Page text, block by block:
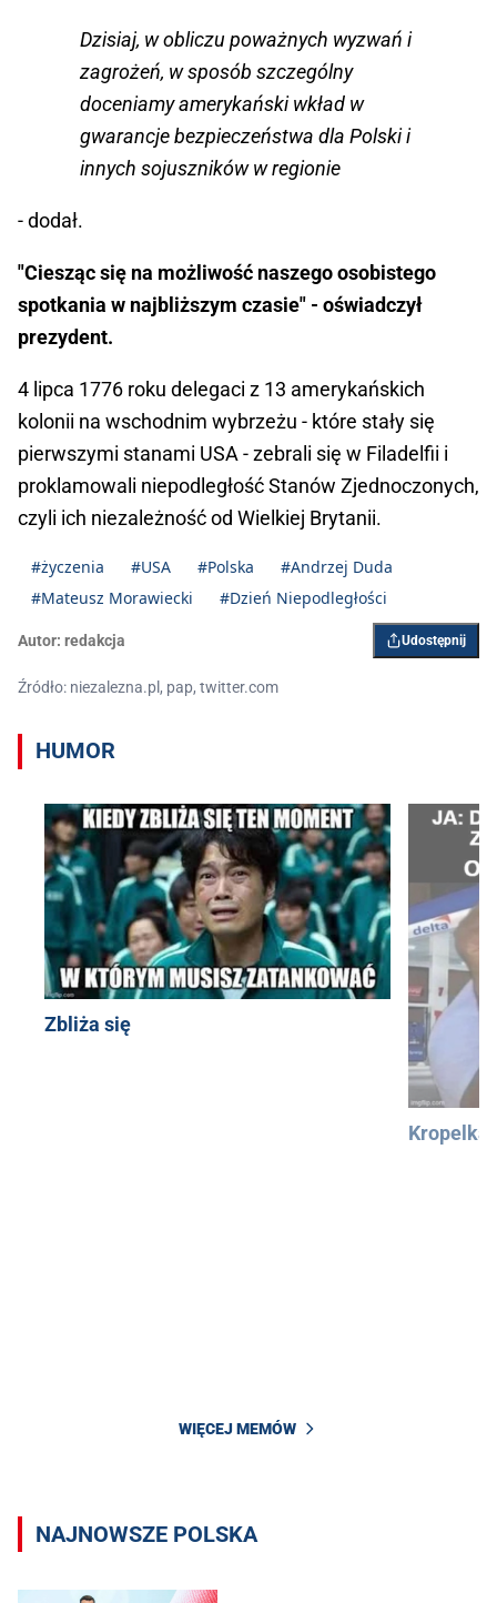
Dzisiaj, w obliczu poważnych wyzwań i
zagrożeń, w sposób szczególny
doceniamy amerykański wkład w
gwarancje bezpieczeństwa dla Polski i
innych sojuszników w regionie
- dodał.
"Ciesząc się na możliwość naszego osobistego
spotkania w najbliższym czasie" - oświadczył
prezydent.
4 lipca 1776 roku delegaci z 13 amerykańskich
kolonii na wschodnim wybrzeżu - które stały się
pierwszymi stanami USA - zebrali się w Filadelfii i
proklamowali niepodległość Stanów Zjednoczonych,
czyli ich niezależność od Wielkiej Brytanii.
#życzenia #USA #Polska
#Andrzej Duda
#Mateusz Morawiecki
#Dzień Niepodległości
Autor: redakcja Udostępnij
Źródło: niezalezna.pl, pap, twitter.com
HUMOR
Zbliża się
Kropelka
WIĘCEJ MEMÓW
NAJNOWSZE POLSKA